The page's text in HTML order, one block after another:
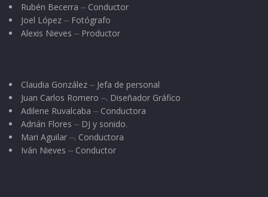
Rubén Becerra ⏤ Conductor
Joel López ⏤ Fotógrafo
Alexis Nieves ⏤ Productor
Claudia González ⏤ Jefa de personal
Juan Carlos Romero ⏤. Diseñador Gráfico
Adilene Ruvalcaba ⏤ Conductora
Adrián Flores ⏤ DJ y sonido.
Mari Aguilar ⏤. Conductora
Iván Nieves ⏤ Conductor